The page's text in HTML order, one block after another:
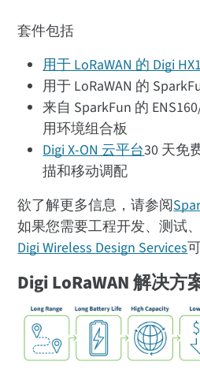
套件包括
用于 LoRaWAN 的 Digi
用于 LoRaWAN 的
来自 SparkFun 的
用环境组合板
Digi X-ON 云平台30 天免
描和移动调配
欲了解更多信息，请参阅
如果您需要工程开发、测试
Digi Wireless Design Services
Digi LoRaWAN 解决方